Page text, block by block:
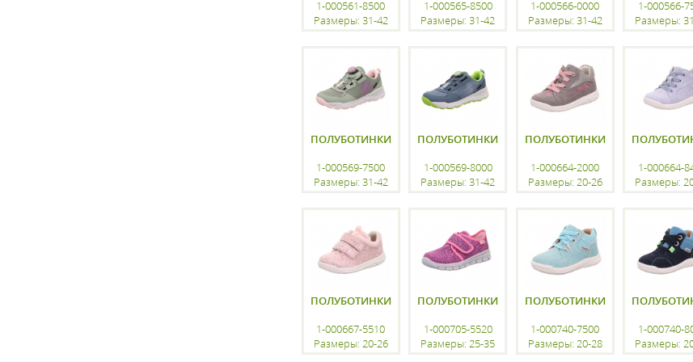
1-000561-8500
Размеры: 31-42
1-000565-8500
Размеры: 31-42
1-000566-0000
Размеры: 31-42
1-000566-
Размеры:
ПОЛУБОТИНКИ
1-000569-7500
Размеры: 31-42
ПОЛУБОТИНКИ
1-000569-8000
Размеры: 31-42
ПОЛУБОТИНКИ
1-000664-2000
Размеры: 20-26
1-000664-
Размеры:
ПОЛУБОТИНКИ
1-000667-5510
Размеры: 20-26
ПОЛУБОТИНКИ
1-000705-5520
Размеры: 25-35
ПОЛУБОТИНКИ
1-000740-7500
Размеры: 20-28
1-000740-
Размеры: